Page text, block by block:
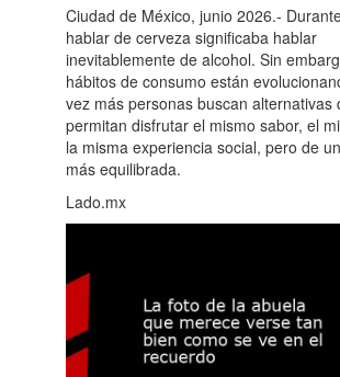
Ciudad de México, junio 2026.-
hablar de cerveza significaba hablar
inevitablemente de alcohol. Sin
hábitos de consumo están
vez más personas buscan alternativas
permitan disfrutar el mismo sabor, el
la misma experiencia social, pero de
más equilibrada.
Lado.mx